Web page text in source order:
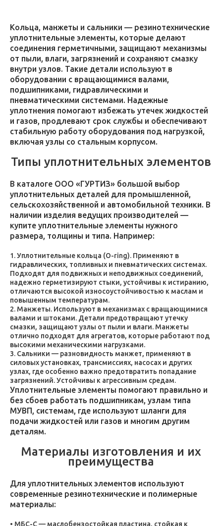
Кольца, манжеты и сальники — резинотехнические
уплотнительные элементы, которые делают
соединения герметичными, защищают механизмы
от пыли, влаги, загрязнений и сохраняют смазку
внутри узлов. Такие детали используют в
оборудовании с вращающимися валами,
подшипниками, гидравлическими и
пневматическими системами. Надежные
уплотнения помогают избежать утечек жидкостей
и газов, продлевают срок службы и обеспечивают
стабильную работу оборудования под нагрузкой,
включая узлы со стальным корпусом.
Типы уплотнительных элементов
В каталоге ООО «ГУРТИЗ» большой выбор
уплотнительных деталей для промышленной,
сельскохозяйственной и автомобильной техники. В
наличии изделия ведущих производителей —
купите уплотнительные элементы нужного
размера, толщины и типа. Например:
Уплотнительные кольца (O-ring). Применяют в
гидравлических, топливных и пневматических системах.
Подходят для подвижных и неподвижных соединений,
надежно герметизируют стыки, устойчивы к истиранию,
отличаются высокой износоустойчивостью к маслам и
повышенным температурам.
Манжеты. Используют в механизмах с вращающимися
валами и штоками. Детали предотвращают утечку
смазки, защищают узлы от пыли и влаги. Манжеты
отлично подходят для агрегатов, которые работают под
высокими механическими нагрузками.
Сальники — разновидность манжет, применяют в
силовых установках, трансмиссиях, насосах и других
узлах, где особенно важно предотвратить попадание
загрязнений. Устойчивы к агрессивным средам.
Уплотнительные элементы помогают правильно и
без сбоев работать подшипникам, узлам типа
МУВП, системам, где используют шланги для
подачи жидкостей или газов и многим другим
деталям.
Материалы изготовления и их
преимущества
Для уплотнительных элементов используют
современные резинотехнические и полимерные
материалы:
МБС-С — маслобензостойкая пластина, стойкая к